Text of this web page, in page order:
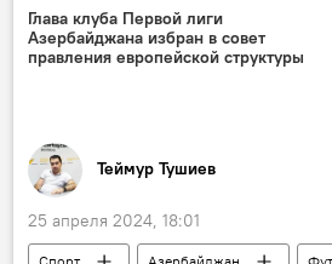
антропогенный фактор
Уровень
Мониторинг
Видео
Глава клуба Первой лиги
Азербайджана избран в совет
правления европейской структуры
Теймур Тушиев
25 апреля 2024, 18:01